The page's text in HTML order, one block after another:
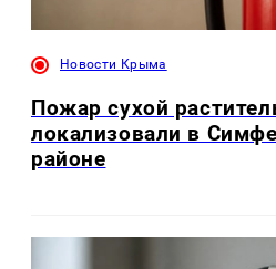
Новости Крыма
Пожар сухой
локализовали в
районе